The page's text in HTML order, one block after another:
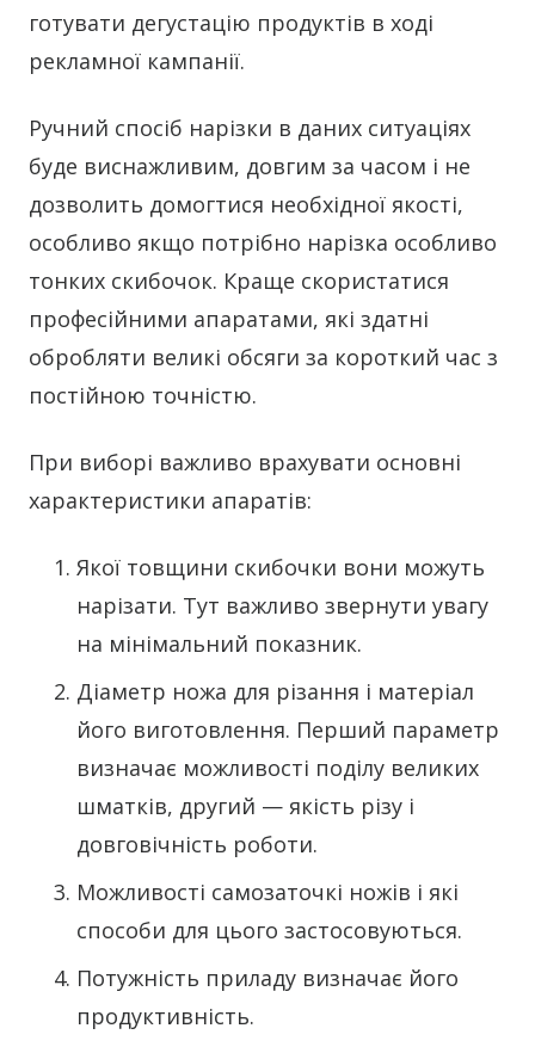
готувати дегустацію продуктів в ході
рекламної кампанії.
Ручний спосіб нарізки в даних ситуаціях
буде виснажливим, довгим за часом і не
дозволить домогтися необхідної якості,
особливо якщо потрібно нарізка особливо
тонких скибочок. Краще скористатися
професійними апаратами, які здатні
обробляти великі обсяги за короткий час з
постійною точністю.
При виборі важливо врахувати основні
характеристики апаратів:
Якої товщини скибочки вони можуть
нарізати. Тут важливо звернути увагу
на мінімальний показник.
Діаметр ножа для різання і матеріал
його виготовлення. Перший параметр
визначає можливості поділу великих
шматків, другий — якість різу і
довговічність роботи.
Можливості самозаточкі ножів і які
способи для цього застосовуються.
Потужність приладу визначає його
продуктивність.